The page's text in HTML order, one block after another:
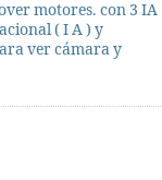
motores. con 3 IA
( I A ) y
ver cámara y